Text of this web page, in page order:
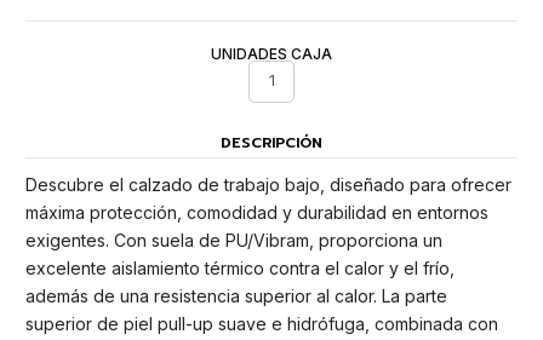
UNIDADES CAJA
1
DESCRIPCIÓN
Descubre el calzado de trabajo bajo, diseñado para ofrecer
máxima protección, comodidad y durabilidad en entornos
exigentes. Con suela de PU/Vibram, proporciona un
excelente aislamiento térmico contra el calor y el frío,
además de una resistencia superior al calor. La parte
superior de piel pull-up suave e hidrófuga, combinada con